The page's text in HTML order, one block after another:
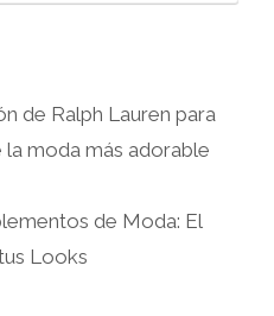
de Ralph Lauren para
la moda más adorable
de Moda: El
Looks